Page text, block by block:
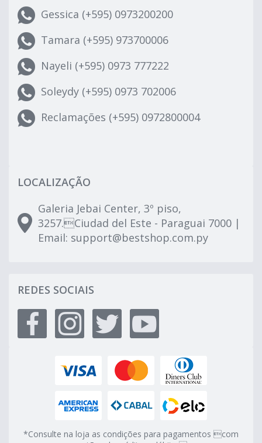
Gessica (+595) 0973200200
Tamara (+595) 973700006
Nayeli (+595) 0973 777222
Soleydy (+595) 0973 702006
Reclamações (+595) 0972800004
LOCALIZAÇÃO
Galeria Jebai Center, 3º piso,
3257.Ciudad del Este - Paraguai 7000 |
Email: support@bestshop.com.py
REDES SOCIAIS
*Consulte na loja as condições para pagamentos com